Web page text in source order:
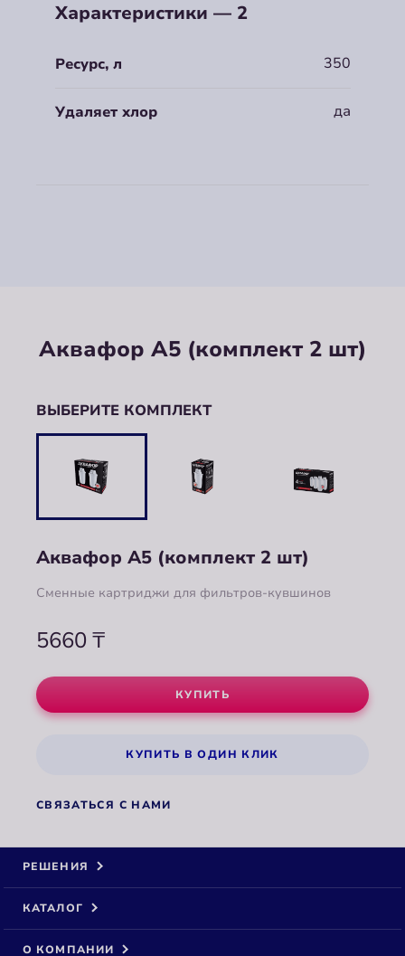
Характеристики — 2
Ресурс, л 350
Удаляет хлор да
Аквафор А5 (комплект 2 шт)
ВЫБЕРИТЕ КОМПЛЕКТ
Аквафор А5 (комплект 2 шт)
Сменные картриджи для фильтров-кувшинов
5660₸
КУПИТЬ
КУПИТЬ В ОДИН КЛИК
СВЯЗАТЬСЯ С НАМИ
РЕШЕНИЯ
КАТАЛОГ
О КОМПАНИИ